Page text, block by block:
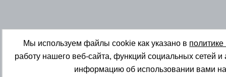
Мы используем файлы cookie как указано в
работу нашего веб-сайта, функций социальных сетей
информацию об использовании вами